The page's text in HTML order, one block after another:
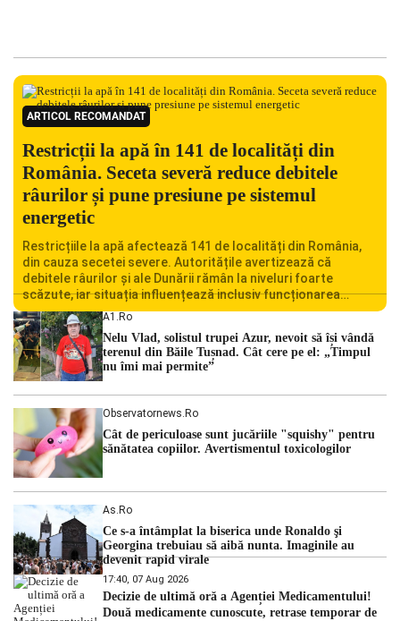
ARTICOL RECOMANDAT
Restricții la apă în 141 de localități din
România. Seceta severă reduce debitele
râurilor și pune presiune pe sistemul
energetic
Restricțiile la apă afectează 141 de localități din România,
din cauza secetei severe. Autoritățile avertizează că
debitele râurilor și ale Dunării rămân la niveluri foarte
scăzute, iar situația influențează inclusiv funcționarea
Centralei Nucleare de la Cernavodă. România se confruntă
cu una dintre cele mai dificile perioade din punct de vedere
hidrologic din ultimii ani. Lipsa […]
A1.ro
Nelu Vlad, solistul trupei Azur, nevoit să își vândă
terenul din Băile Tușnad. Cât cere pe el: „Timpul
nu îmi mai permite”
Observatornews.ro
Cât de periculoase sunt jucăriile "squishy" pentru
sănătatea copiilor. Avertismentul toxicologilor
As.ro
Ce s-a întâmplat la biserica unde Ronaldo şi
Georgina trebuiau să aibă nunta. Imaginile au
devenit rapid virale
17:40, 07 Aug 2026
Decizie de ultimă oră a Agenției Medicamentului!
Două medicamente cunoscute, retrase temporar de